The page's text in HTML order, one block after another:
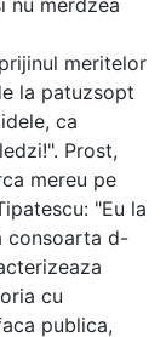
nu merdzea
meritelor
la patuzsopt
ca
Prost,
mereu pe
"Eu la
consoarta d-
cu
publica,